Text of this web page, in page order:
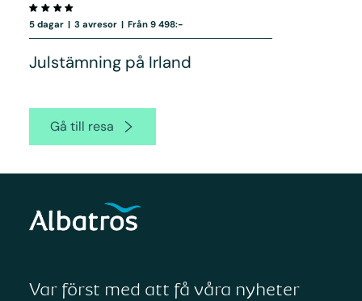
5 dagar | 3 avresor | Från 9 498:-
Julstämning på Irland
Gå till resa
Var först med att få våra nyheter